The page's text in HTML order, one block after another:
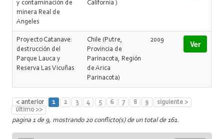
y contaminación de
minera Real de
Angeles
California )
Proyecto Catanave:
destrucción del
Parque Lauca y
Reserva Las Vicuñas
Chile (Putre,
Provincia de
Parinacota, Región
de Arica
Parinacota)
2009 Ver
< anterior 1 2 3 4 5 6 7 8 9
siguiente >
último >>
pagina 1 de 9, mostrando 20 conflicto(s) de un total de 161.